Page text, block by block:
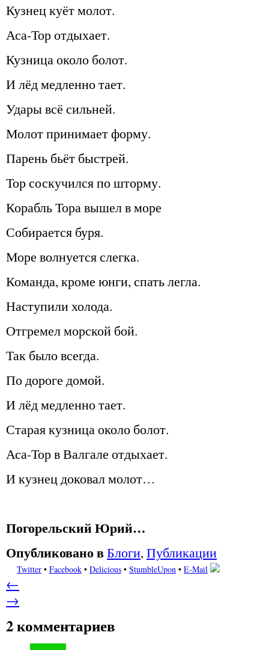
Кузнец куёт молот.
Аса-Тор отдыхает.
Кузница около болот.
И лёд медленно тает.
Удары всё сильней.
Молот принимает форму.
Парень бьёт быстрей.
Тор соскучился по шторму.
Корабль Тора вышел в море
Собирается буря.
Море волнуется слегка.
Команда, кроме юнги, спать легла.
Наступили холода.
Отгремел морской бой.
Так было всегда.
По дороге домой.
И лёд медленно тает.
Старая кузница около болот.
Аса-Тор в Валгале отдыхает.
И кузнец доковал молот…
Погорельский Юрий…
Опубликовано вБлоги, Публикации
Twitter • Facebook • Delicious • StumbleUpon • E-Mail
←
→
2 комментариев